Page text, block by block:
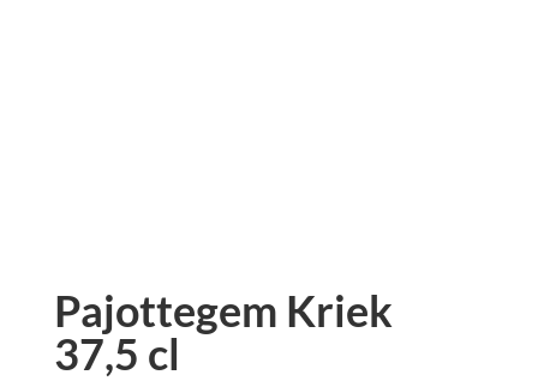
Pajottegem Kriek
37,5 cl